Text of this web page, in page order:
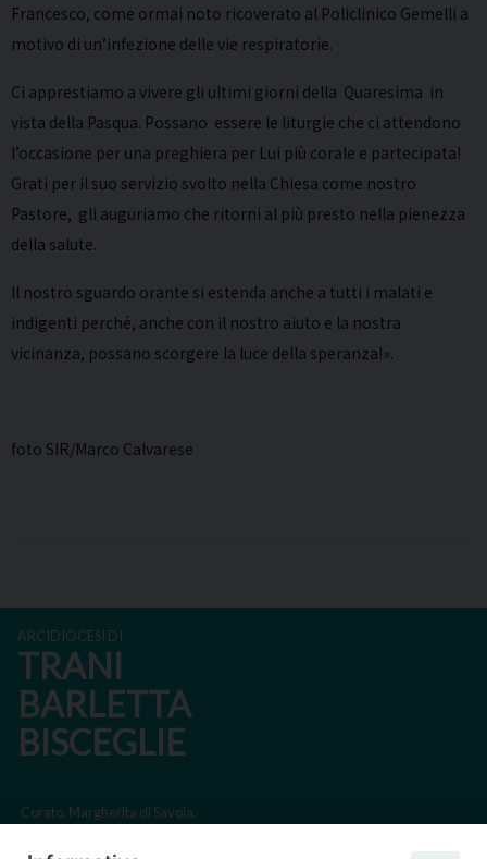
Francesco, come ormai noto ricoverato al Policlinico Gemelli a
motivo di un’infezione delle vie respiratorie.
Ci apprestiamo a vivere gli ultimi giorni della Quaresima in
vista della Pasqua. Possano essere le liturgie che ci attendono
l’occasione per una preghiera per Lui più corale e partecipata!
Grati per il suo servizio svolto nella Chiesa come nostro
Pastore, gli auguriamo che ritorni al più presto nella pienezza
della salute.
Il nostro sguardo orante si estenda anche a tutti i malati e
indigenti perché, anche con il nostro aiuto e la nostra
vicinanza, possano scorgere la luce della speranza!».
foto SIR/Marco Calvarese
ARCIDIOCESI DI
TRANI
BARLETTA
BISCEGLIE
Corato, Margherita di Savoia,